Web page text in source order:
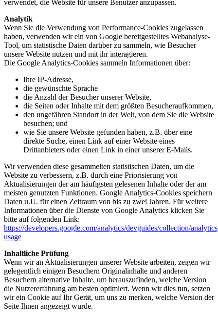
verwendet, die Website für unsere Benutzer anzupassen.
Analytik
Wenn Sie die Verwendung von Performance-Cookies zugelassen
haben, verwenden wir ein von Google bereitgestelltes Webanalyse-
Tool, um statistische Daten darüber zu sammeln, wie Besucher
unsere Website nutzen und mit ihr interagieren.
Die Google Analytics-Cookies sammeln Informationen über:
Ihre IP-Adresse,
die gewünschte Sprache
die Anzahl der Besucher unserer Website,
die Seiten oder Inhalte mit dem größten Besucheraufkommen,
den ungefähren Standort in der Welt, von dem Sie die Website
besuchen; und
wie Sie unsere Website gefunden haben, z.B. über eine
direkte Suche, einen Link auf einer Website eines
Drittanbieters oder einen Link in einer unserer E-Mails.
Wir verwenden diese gesammelten statistischen Daten, um die
Website zu verbessern, z.B. durch eine Priorisierung von
Aktualisierungen der am häufigsten gelesenen Inhalte oder der am
meisten genutzten Funktionen. Google Analytics-Cookies speichern
Daten u.U. für einen Zeitraum von bis zu zwei Jahren. Für weitere
Informationen über die Dienste von Google Analytics klicken Sie
bitte auf folgenden Link:
https://developers.google.com/analytics/devguides/collection/
usage
Inhaltliche Prüfung
Wenn wir an Aktualisierungen unserer Website arbeiten, zeigen wir
gelegentlich einigen Besuchern Originalinhalte und anderen
Besuchern alternative Inhalte, um herauszufinden, welche Version
die Nutzererfahrung am besten optimiert. Wenn wir dies tun, setzen
wir ein Cookie auf Ihr Gerät, um uns zu merken, welche Version der
Seite Ihnen angezeigt wurde.